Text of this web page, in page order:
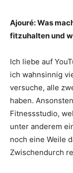
Ajouré: Was
fitzuhalten und
Ich liebe auf
ich wahnsinnig
versuche, alle
haben.
Fitnessstudio,
unter anderem
noch eine Weile
Zwischendurch